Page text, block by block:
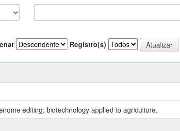
Registro(s)
editing: biotechnology applied to agriculture.